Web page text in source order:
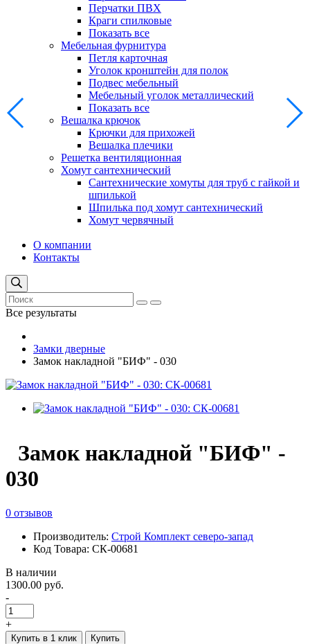
Перчатки ПВХ
Краги спилковые
Показать все
Мебельная фурнитура
Петля карточная
Уголок кронштейн для полок
Подвес мебельный
Мебельный уголок металлический
Показать все
Вешалка крючок
Крючки для прихожей
Вешалка плечики
Решетка вентиляционная
Хомут сантехнический
Сантехнические хомуты для труб с гайкой и
шпилькой
Шпилька под хомут сантехнический
Хомут червячный
О компании
Контакты
Все результаты
Замки дверные
Замок накладной "БИФ" - 030
Замок накладной "БИФ" -
030
0 отзывов
Производитель: Строй Комплект северо-запад
Код Товара: СК-00681
В наличии
1300.00 руб.
-
+
Купить в 1 клик Купить